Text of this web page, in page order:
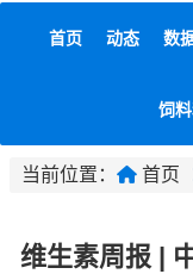
首页 动态 数
饲
当前位置： 首页
维生素周报 |